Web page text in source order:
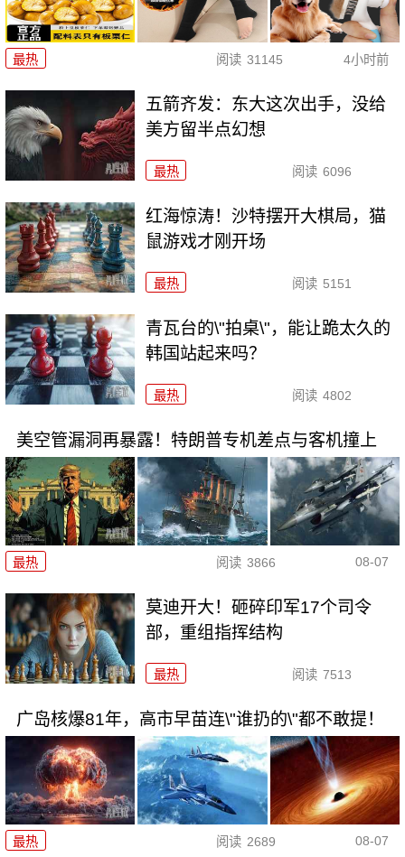
最热 阅读 31145 4小时前
五箭齐发：东大这次出手，没给
美方留半点幻想
最热 阅读 6096
红海惊涛！沙特摆开大棋局，猫
鼠游戏才刚开场
最热 阅读 5151
青瓦台的\"拍桌\"，能让跪太久的
韩国站起来吗？
最热 阅读 4802
美空管漏洞再暴露！特朗普专机差点与客机撞上
最热 阅读 3866 08-07
莫迪开大！砸碎印军17个司令
部，重组指挥结构
最热 阅读 7513
广岛核爆81年，高市早苗连\"谁扔的\"都不敢提！
最热 阅读 2689 08-07